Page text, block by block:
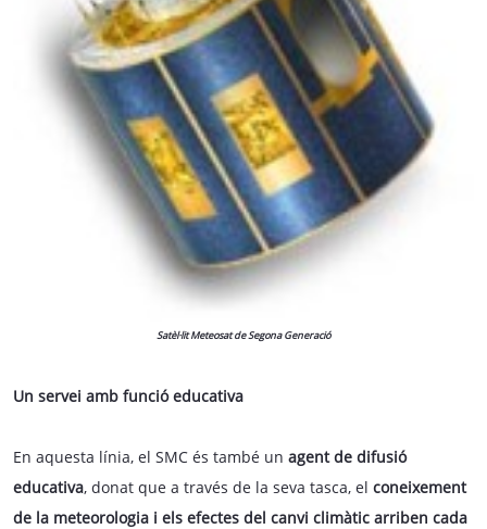
Satèl·lit Meteosat de Segona Generació
Un servei amb funció educativa
En aquesta línia, el SMC és també un agent de difusió
educativa, donat que a través de la seva tasca, el coneixement
de la meteorologia i els efectes del canvi climàtic arriben cada